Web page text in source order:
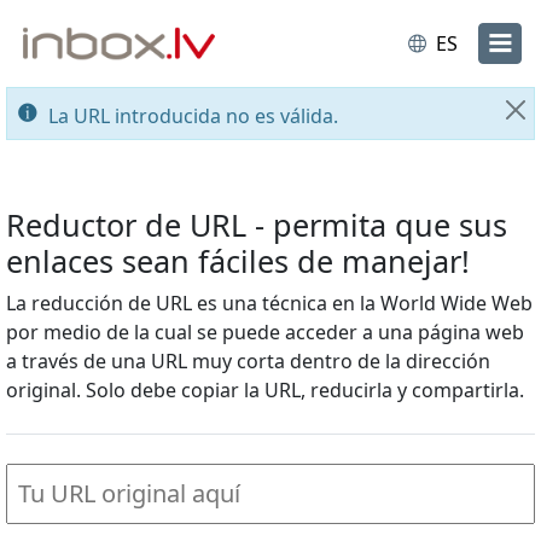
ES
La URL introducida no es válida.
Reductor de URL - permita que sus
enlaces sean fáciles de manejar!
La reducción de URL es una técnica en la World Wide Web
por medio de la cual se puede acceder a una página web
a través de una URL muy corta dentro de la dirección
original. Solo debe copiar la URL, reducirla y compartirla.